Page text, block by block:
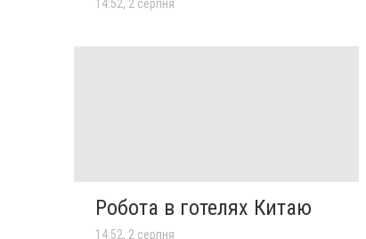
14:52, 2 серпня
Робота в готелях Китаю
14:52, 2 серпня